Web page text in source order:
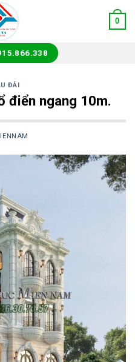
0
ĐÀI
điển ngang 10m.